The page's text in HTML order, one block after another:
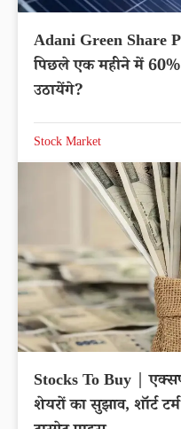
Adani Green Share
पिछले एक महीने में 60%
उठायेंगे?
Stock Market
Stocks To Buy |
शेयरों का सुझाव, शॉर्ट